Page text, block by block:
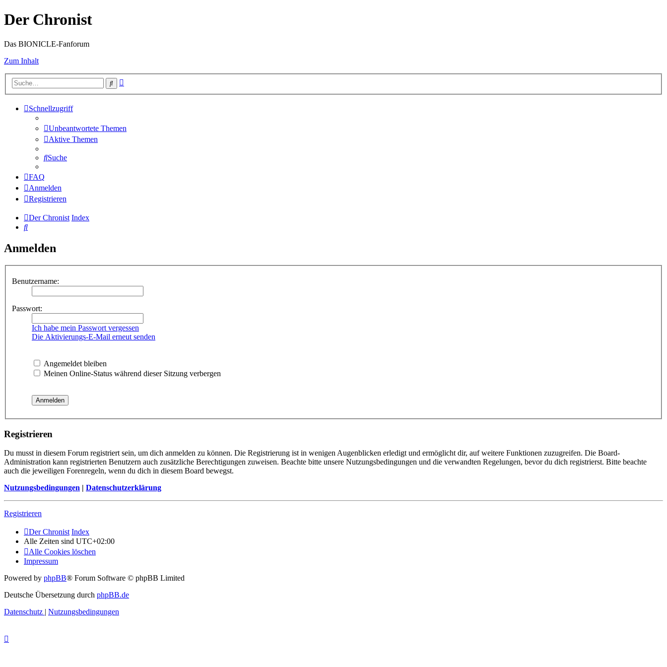
Der Chronist
Das BIONICLE-Fanforum
Zum Inhalt
Suche
Schnellzugriff
Unbeantwortete Themen
Aktive Themen
Suche
FAQ
Anmelden
Registrieren
Der Chronist Index
Suche
Anmelden
Benutzername:
Passwort:
Ich habe mein Passwort vergessen
Die Aktivierungs-E-Mail erneut senden
Angemeldet bleiben
Meinen Online-Status während dieser Sitzung verbergen
Registrieren
Du musst in diesem Forum registriert sein, um dich anmelden zu können. Die Registrierung ist in wenigen Augenblicken erledigt und ermöglicht dir, auf weitere Funktionen zuzugreifen. Die Board-
Administration kann registrierten Benutzern auch zusätzliche Berechtigungen zuweisen. Beachte bitte unsere Nutzungsbedingungen und die verwandten Regelungen, bevor du dich registrierst. Bitte beachte
auch die jeweiligen Forenregeln, wenn du dich in diesem Board bewegst.
Nutzungsbedingungen | Datenschutzerklärung
Registrieren
Der Chronist Index
Alle Zeiten sind UTC+02:00
Alle Cookies löschen
Impressum
Powered by phpBB® Forum Software © phpBB Limited
Deutsche Übersetzung durch phpBB.de
Datenschutz | Nutzungsbedingungen